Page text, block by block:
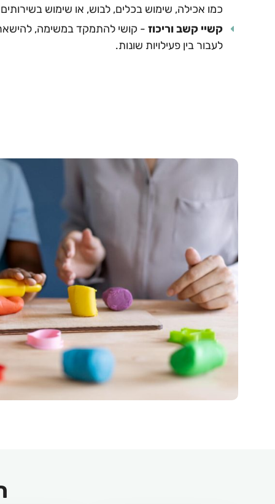
כמו אכילה, שימוש בכלים, לבוש, או שימוש
קשיי קשב וריכוז - קושי להתמקד במשימה, להישאר
לעבור בין פעילויות שונות.